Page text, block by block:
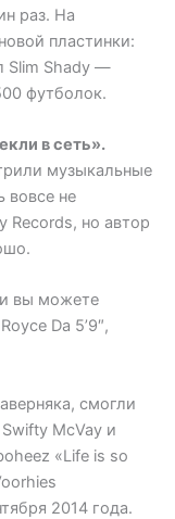
раз. На
пластинки:
Slim Shady —
футболок.
в сеть».
музыкальные
вовсе не
Records, но автор
вы можете
Da 5’9″,
смогли
McVay и
«Life is so
2014 года.